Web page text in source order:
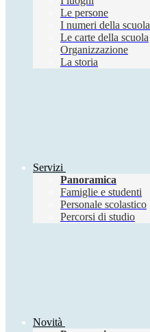
Le persone
I numeri della scuola
Le carte della scuola
Organizzazione
La storia
Servizi
Panoramica
Famiglie e studenti
Personale scolastico
Percorsi di studio
Novità